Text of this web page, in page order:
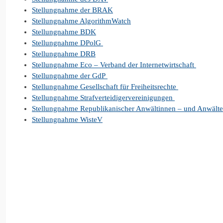
Stellungnahme der BRAK
Stellungnahme AlgorithmWatch
Stellungnahme BDK
Stellungnahme DPolG
Stellungnahme DRB
Stellungnahme Eco – Verband der Internetwirtschaft
Stellungnahme der GdP
Stellungnahme Gesellschaft für Freiheitsrechte
Stellungnahme Strafverteidigervereinigungen
Stellungnahme Republikanischer Anwältinnen – und
Stellungnahme WisteV